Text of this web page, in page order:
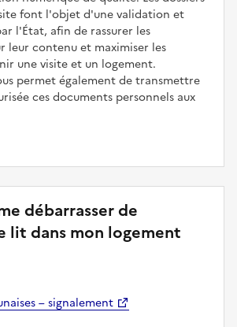
font l'objet d'une validation et
l'État, afin de rassurer les
leur contenu et maximiser les
une visite et un logement.
permet également de transmettre
ces documents personnels aux
débarrasser de
lit dans mon logement
– signalement